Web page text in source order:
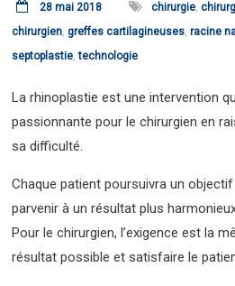
28 mai 2018 chirurgie,
chirurgien,greffes cartilagineuses,racine
septoplastie,technologie
La rhinoplastie est une intervention
passionnante pour le chirurgien en
sa difficulté.
Chaque patient poursuivra un
parvenir à un résultat plus
Pour le chirurgien, l’exigence est la
résultat possible et satisfaire le